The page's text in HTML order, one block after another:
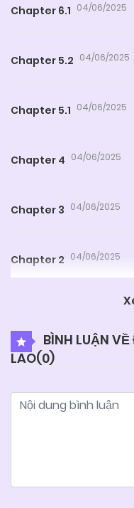
Chapter 6.1 04/06/2025
Chapter 5.2 04/06/2025
Chapter 5.1 04/06/2025
Chapter 4 04/06/2025
Chapter 3 04/06/2025
Chapter 2 04/06/2025
BÌNH LUẬN
LAO(0)